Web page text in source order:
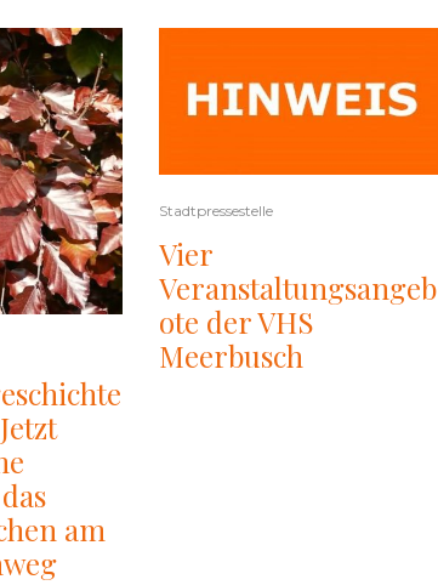
am
Stadtpressestelle
Vier
Veranstaltungsangeb
ote der VHS
Meerbusch